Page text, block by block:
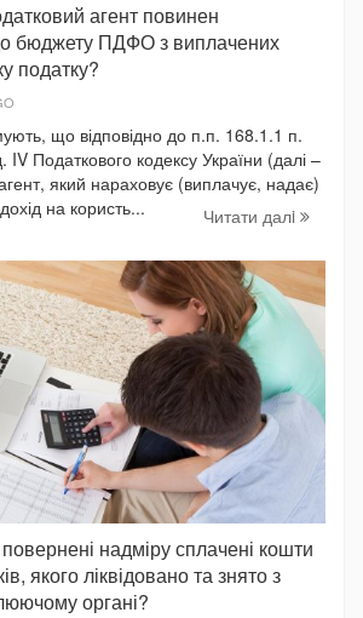
агент повинен
бюджету ПДФО з виплачених
податку?
що відповідно до п.п. 168.1.1 п.
IV Податкового кодексу України (далі –
який нараховує (виплачує, надає)
на користь...
Читати далi
надміру сплачені кошти
якого ліквідовано та знято з
органі?